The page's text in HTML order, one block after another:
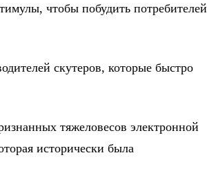
чтобы побудить потребителей
скутеров, которые быстро
тяжеловесов электронной
исторически была